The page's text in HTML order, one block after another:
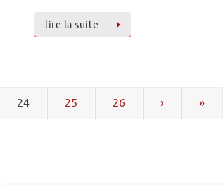
lire la suite…
24 25 26 › »